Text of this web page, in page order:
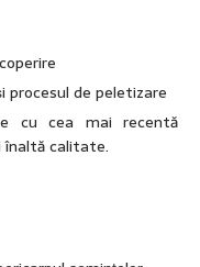
procesul de peletizare
cu cea mai recentă
înaltă calitate.